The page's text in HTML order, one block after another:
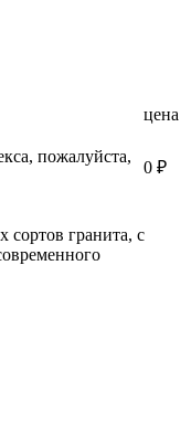
цена
пожалуйста,
0 ₽
гранита, с